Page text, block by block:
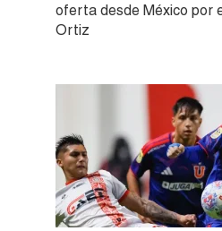
oferta desde México por
Ortiz